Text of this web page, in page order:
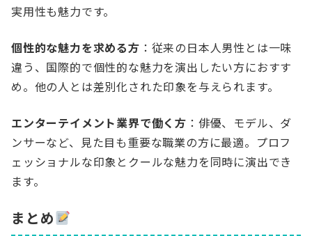
実用性も魅力です。
個性的な魅力を求める方 ：従来の日本人男性とは一味
違う、国際的で個性的な魅力を演出したい方におすす
め。他の人とは差別化された印象を与えられます。
エンターテイメント業界で働く方 ：俳優、モデル、ダ
ンサーなど、見た目も重要な職業の方に最適。プロフ
ェッショナルな印象とクールな魅力を同時に演出でき
ます。
まとめ